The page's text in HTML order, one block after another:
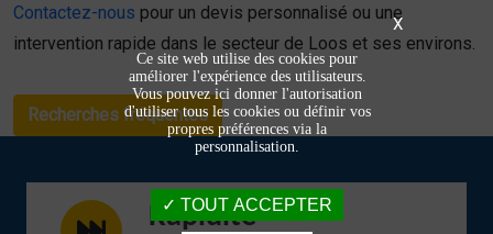
Contactez-nous pour un devis personnalisé ou une
intervention rapide dans le secteur de Loos et ses environs.
Recherches fréquentes
Rapidité
X
Ce site web utilise des cookies pour
améliorer l'expérience des utilisateurs.
Vous pouvez ici donner l'autorisation
d'utiliser tous les cookies ou définir vos
propres préférences via la
personnalisation.
TOUT ACCEPTER